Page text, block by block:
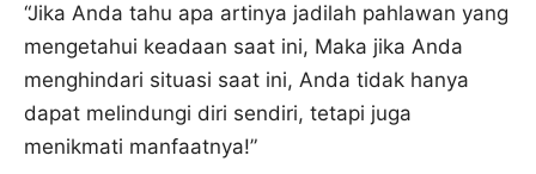
“Jika Anda tahu apa artinya jadilah pahlawan yang
mengetahui keadaan saat ini, Maka jika Anda
menghindari situasi saat ini, Anda tidak hanya
dapat melindungi diri sendiri, tetapi juga
menikmati manfaatnya!”